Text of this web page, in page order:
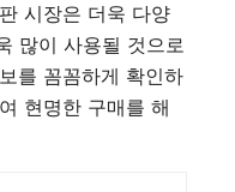
시장은 더욱 다양
많이 사용될 것으로
를 꼼꼼하게 확인하
현명한 구매를 해